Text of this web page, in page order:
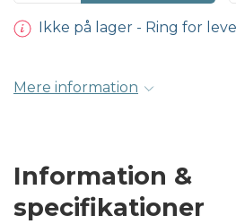
Ikke på lager - Ring for
Mere information
Information &
specifikationer